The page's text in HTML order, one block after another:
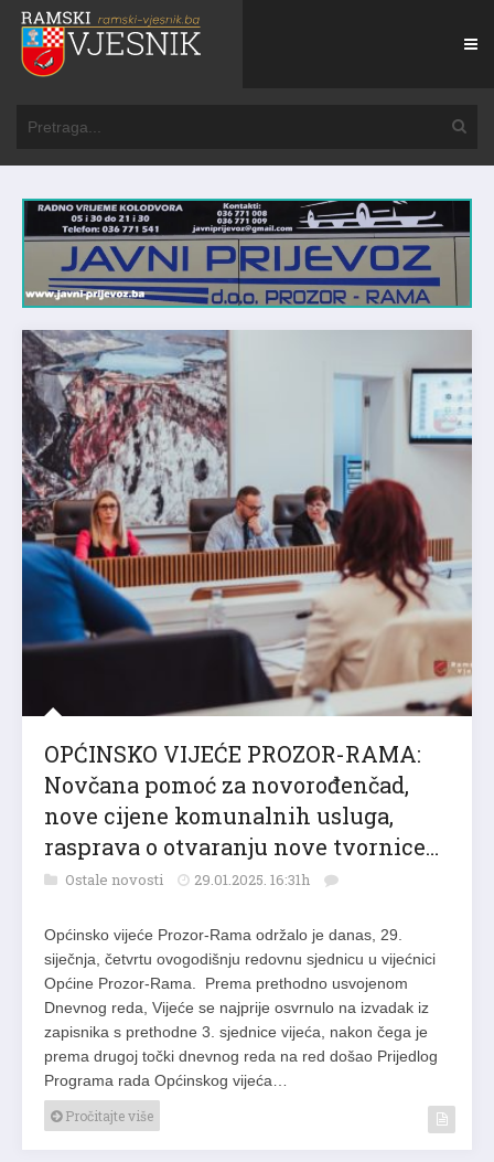
OPĆINSKO VIJEĆE PROZOR-RAMA:
Novčana pomoć za novorođenčad,
nove cijene komunalnih usluga,
rasprava o otvaranju nove tvornice…
Ostale novosti 29.01.2025. 16:31h
Općinsko vijeće Prozor-Rama održalo je danas, 29.
siječnja, četvrtu ovogodišnju redovnu sjednicu u vijećnici
Općine Prozor-Rama. Prema prethodno usvojenom
Dnevnog reda, Vijeće se najprije osvrnulo na izvadak iz
zapisnika s prethodne 3. sjednice vijeća, nakon čega je
prema drugoj točki dnevnog reda na red došao Prijedlog
Programa rada Općinskog vijeća…
Pročitajte više